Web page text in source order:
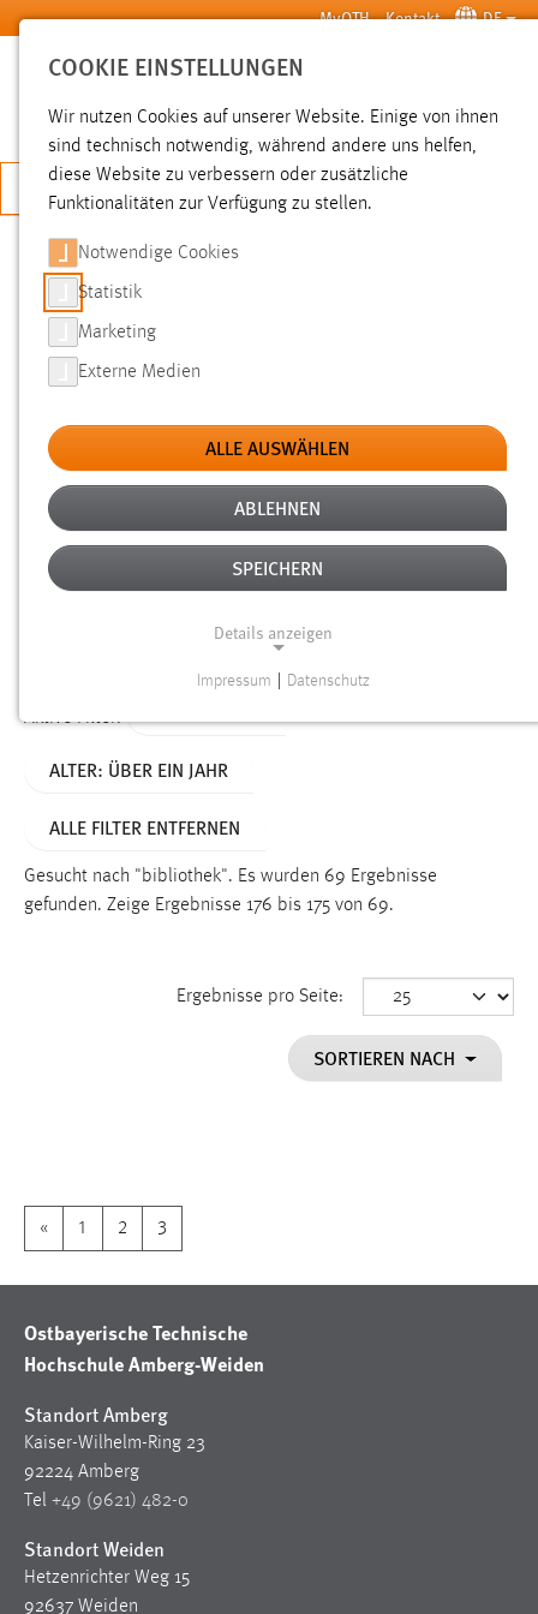
Zum Hauptinhalt springen MyOTH Kontakt DE
SUCHE
JETZT BEWERBEN
SUCHE
FILTER
Typ
Erstellungsdatum
Alter
Aktive Filter:
ALTER: ÜBER EIN JAHR
ALLE FILTER ENTFERNEN
Gesucht nach "bibliothek". Es wurden 69 Ergebnisse
gefunden. Zeige Ergebnisse 176 bis 175 von 69.
Ergebnisse pro Seite:
SORTIEREN NACH
« 1 2 3
Ostbayerische Technische
Hochschule Amberg-Weiden
Standort Amberg
Kaiser-Wilhelm-Ring 23
92224 Amberg
Tel +49 (9621) 482-0
Standort Weiden
Hetzenrichter Weg 15
92637 Weiden
COOKIE EINSTELLUNGEN
Wir nutzen Cookies auf unserer Website. Einige von ihnen
sind technisch notwendig, während andere uns helfen,
diese Website zu verbessern oder zusätzliche
Funktionalitäten zur Verfügung zu stellen.
Notwendige Cookies
Statistik
Marketing
Externe Medien
ALLE AUSWÄHLEN
ABLEHNEN
SPEICHERN
Details anzeigen
Funktionen und sind für die einwandfreie Funktion der
Name:
Dieser Cookie speichert die ausgewählten Einverständnis-
Name:
staticfilecache
Zweck:
gespeichert, ob man eingeloggt ist.
Sprachpräferenz
Name:
site-language-preference
Das Cookie speichert die gewählte Sprache der Website.
Cookie Laufzeit:
Impressum Datenschutz